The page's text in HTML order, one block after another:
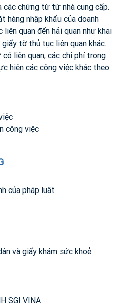
các chứng từ từ nhà cung cấp.
hàng nhập khẩu của doanh
quan đến hải quan như khai
tờ thủ tục liên quan khác.
liên quan, các chi phí trong
hiện các công việc khác theo
công việc
của pháp luật
và giấy khám sức khoẻ.
SGI VINA